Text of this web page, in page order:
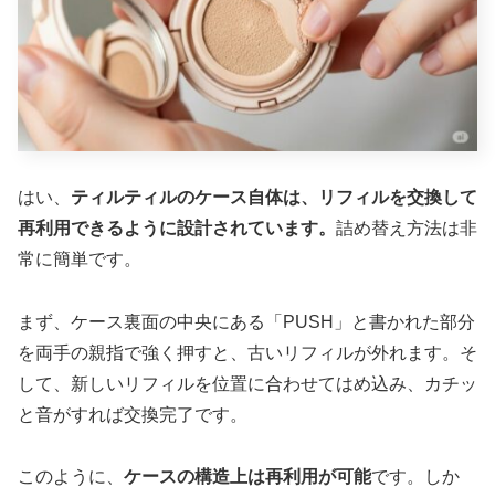
はい、 ティルティルのケース自体は、リフィルを交換して
再利用できるように設計されています。 詰め替え方法は非
常に簡単です。
まず、ケース裏面の中央にある「PUSH」と書かれた部分
を両手の親指で強く押すと、古いリフィルが外れます。そ
して、新しいリフィルを位置に合わせてはめ込み、カチッ
と音がすれば交換完了です。
このように、 ケースの構造上は再利用が可能です。しか